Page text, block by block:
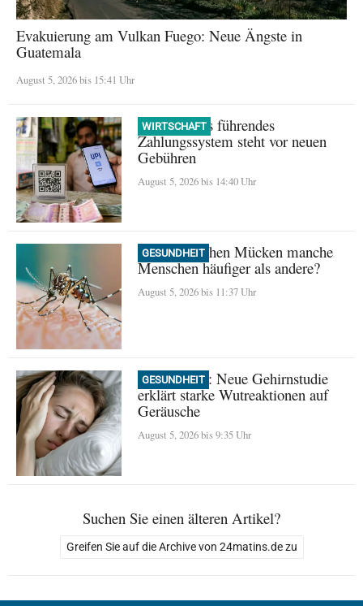
Evakuierung am Vulkan Fuego: Neue Ängste in
Guatemala
August 5, 2026 bis 15:41 Uhr
WIRTSCHAFT
UPI: Indiens führendes
Zahlungssystem steht vor neuen
Gebühren
August 5, 2026 bis 14:40 Uhr
GESUNDHEIT
Warum stechen Mücken manche
Menschen häufiger als andere?
August 5, 2026 bis 11:37 Uhr
GESUNDHEIT
Misophonie: Neue Gehirnstudie
erklärt starke Wutreaktionen auf
Geräusche
August 5, 2026 bis 9:35 Uhr
Suchen Sie einen älteren Artikel?
Greifen Sie auf die Archive von 24matins.de zu